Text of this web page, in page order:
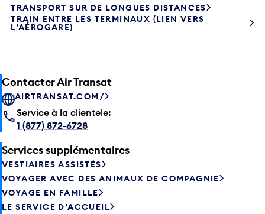
TRANSPORT SUR DE LONGUES DISTANCES
TRAIN ENTRE LES TERMINAUX (LIEN VERS
L’AÉROGARE)
Contacter Air Transat
AIRTRANSAT.COM/
Service à la clientele:
1 (877) 872-6728
Services supplémentaires
VESTIAIRES ASSISTÉS
VOYAGER AVEC DES ANIMAUX DE COMPAGNIE
VOYAGE EN FAMILLE
LE SERVICE D’ACCUEIL